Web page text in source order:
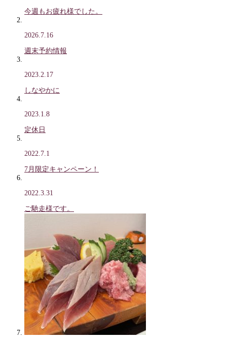
今週もお疲れ様でした。
2026.7.16
週末予約情報
2023.2.17
しなやかに
2023.1.8
定休日
2022.7.1
7月限定キャンペーン！
2022.3.31
ご馳走様です。